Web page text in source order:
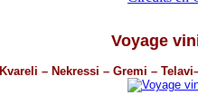
Voyage
Kvareli – Nekressi – Gremi –